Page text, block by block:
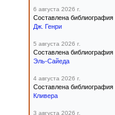
6 августа 2026 г.
Составлена библиография
Дж. Генри
5 августа 2026 г.
Составлена библиография
Эль-Сайеда
4 августа 2026 г.
Составлена библиография
Кливера
3 августа 2026 г.